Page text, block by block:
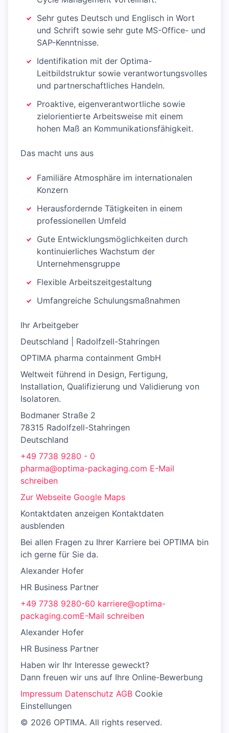
Sehr gutes Deutsch und Englisch in Wort
und Schrift sowie sehr gute MS-Office- und
SAP-Kenntnisse.
Identifikation mit der Optima-
Leitbildstruktur sowie verantwortungsvolles
und partnerschaftliches Handeln.
Proaktive, eigenverantwortliche sowie
zielorientierte Arbeitsweise mit einem
hohen Maß an Kommunikationsfähigkeit.
Das macht uns aus
Familiäre Atmosphäre im internationalen
Konzern
Herausfordernde Tätigkeiten in einem
professionellen Umfeld
Gute Entwicklungsmöglichkeiten durch
kontinuierliches Wachstum der
Unternehmensgruppe
Flexible Arbeitszeitgestaltung
Umfangreiche Schulungsmaßnahmen
Ihr Arbeitgeber
Deutschland | Radolfzell-Stahringen
OPTIMA pharma containment GmbH
Weltweit führend in Design, Fertigung,
Installation, Qualifizierung und Validierung von
Isolatoren.
Bodmaner Straße 2
78315 Radolfzell-Stahringen
Deutschland
+49 7738 9280 - 0
pharma@optima-packaging.com E-Mail
schreiben
Zur Webseite Google Maps
Kontaktdaten anzeigen Kontaktdaten
ausblenden
Bei allen Fragen zu Ihrer Karriere bei OPTIMA bin
ich gerne für Sie da.
Alexander Hofer
HR Business Partner
+49 7738 9280-60 karriere@optima-
packaging.comE-Mail schreiben
Alexander Hofer
HR Business Partner
Haben wir Ihr Interesse geweckt?
Dann freuen wir uns auf Ihre Online-Bewerbung
Impressum Datenschutz AGB Cookie
Einstellungen
© 2026 OPTIMA. All rights reserved.